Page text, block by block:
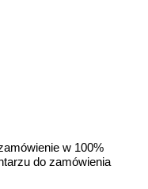
w 100%
do zamówienia